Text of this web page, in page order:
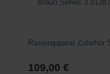
109,00 €